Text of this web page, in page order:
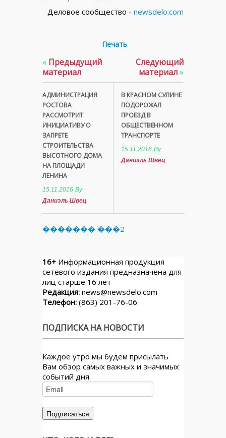
Деловое сообщество - newsdelo.com
Печать
« Предыдущий
материал
АДМИНИСТРАЦИЯ
РОСТОВА
РАССМОТРИТ
ИНИЦИАТИВУ О
ЗАПРЕТЕ
СТРОИТЕЛЬСТВА
ВЫСОТНОГО ДОМА
НА ПЛОЩАДИ
ЛЕНИНА
15.11.2016 By
Даниэль Швец
Следующий
материал»
В КРАСНОМ СУЛИНЕ
ПОДОРОЖАЛ
ПРОЕЗД В
ОБЩЕСТВЕННОМ
ТРАНСПОРТЕ
15.11.2016 By
Даниэль Швец
������� ���2
16+ Информационная продукция
сетевого издания предназначена для
лиц старше 16 лет
Редакция: news@newsdelo.com
Телефон: (863) 201-76-06
ПОДПИСКА НА НОВОСТИ
Каждое утро мы будем присылать
Вам обзор самых важных и значимых
событий дня.